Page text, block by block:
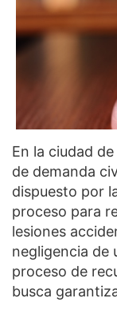
En la ciudad
de demanda
dispuesto por
proceso para
lesiones
negligencia de
proceso de
busca